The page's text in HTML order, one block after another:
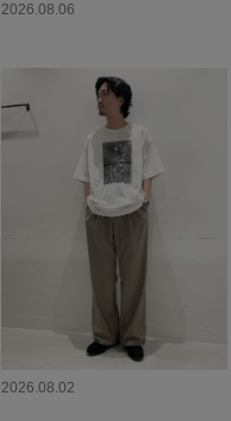
2026.08.06
2026.08.02